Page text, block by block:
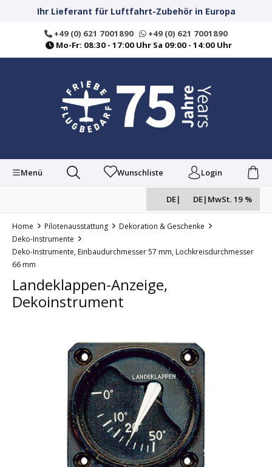
springenIhr Lieferant für Luftfahrt-Zubehör in Europa
+49 (0) 621 7001890
+49 (0) 621 7001890
Mo-Fr: 08:30 - 17:00 Uhr Sa 09:00 - 14:00 Uhr
Menü Wunschliste Login
DE| DE| MwSt. 19 %
Home Pilotenausstattung
Dekoration & Geschenke
Deko-Instrumente
Deko-Instrumente, Einbaudurchmesser 57 mm, Lochkreisdurchmesser
66 mm
Landeklappen-Anzeige,
Dekoinstrument
Bildergalerie überspringen